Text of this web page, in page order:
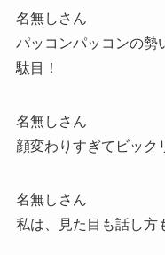
名無しさん
パッコンパッコンの勢
駄目！
名無しさん
顔変わりすぎてビック
名無しさん
私は、見た目も話し方